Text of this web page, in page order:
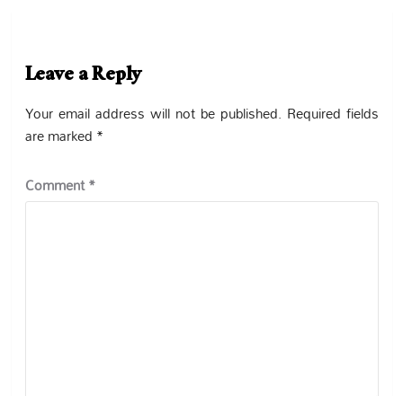
Leave a Reply
Your email address will not be published. Required fields
are marked *
Comment*